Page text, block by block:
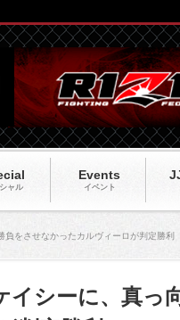
ャル
Events
イベント
負をさせなかったカルヴィーロが判定勝利
イシーに、真っ